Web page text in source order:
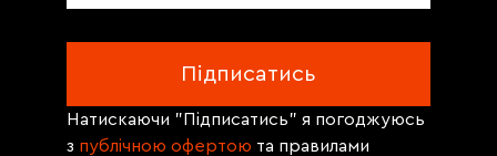
Натискаючи "Підписатись" я погоджуюсь
з публічною офертою та правилами